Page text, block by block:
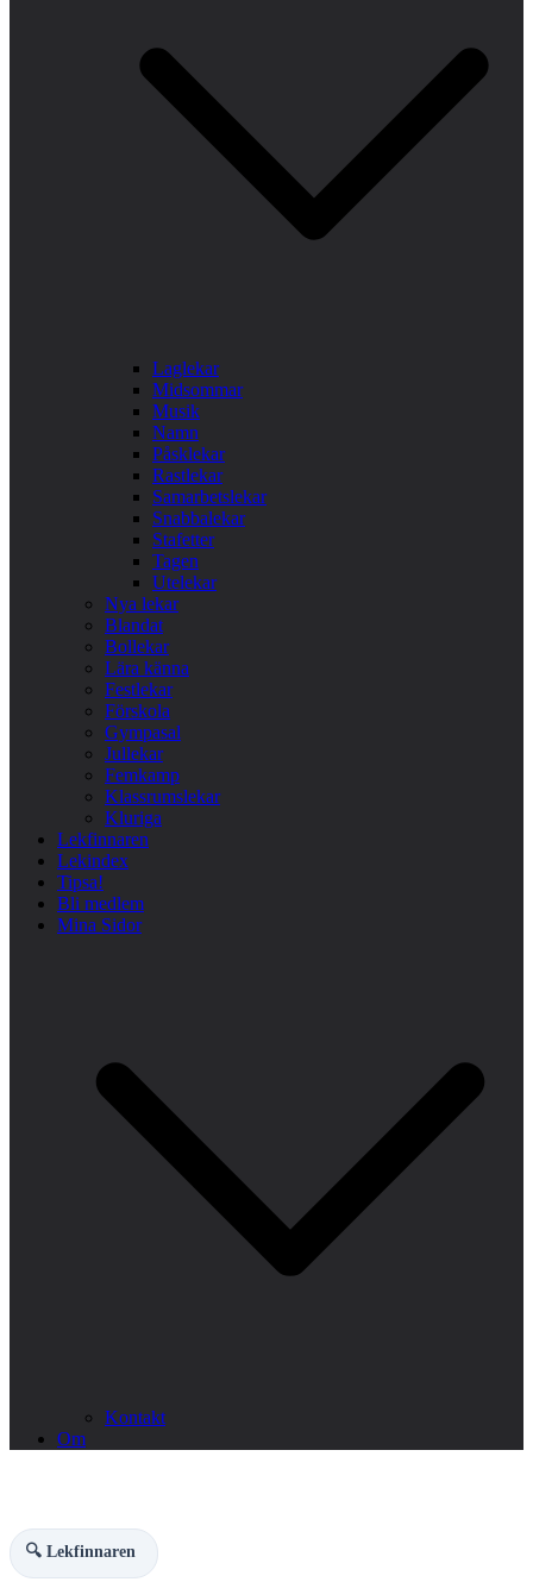
Laglekar
Midsommar
Musik
Namn
Påsklekar
Rastlekar
Samarbetslekar
Snabbalekar
Stafetter
Tagen
Utelekar
Nya lekar
Blandat
Bollekar
Lära känna
Festlekar
Förskola
Gympasal
Jullekar
Femkamp
Klassrumslekar
Kluriga
Lekfinnaren
Lekindex
Tipsa!
Bli medlem
Mina Sidor
Kontakt
Om
🔍 Lekfinnaren